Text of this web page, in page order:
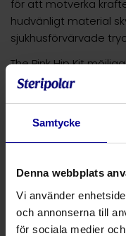
Samtycke
Denna webbplats
Vi använder
och annonserna till
för sociala medier
för att motverka
hudvänligt material
sjukhusförvärvade
The Pink Hip Kit
användning av C-
ökad rörelsefrihet.
undersökning utan
tekniker.
The Pink Hip Kit finns
Nouva BN-settet
1 Hip Kit Pink Pad